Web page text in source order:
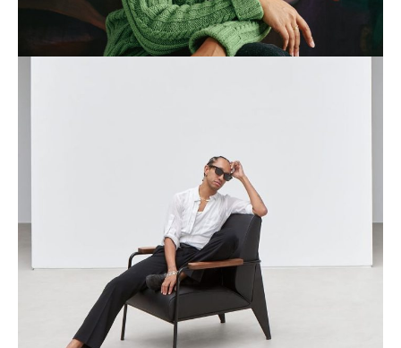
DÉCOUVRIR